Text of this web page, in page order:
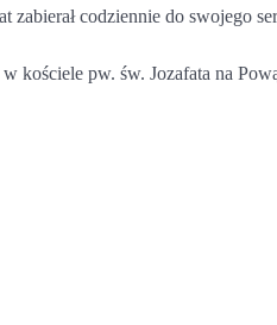
codziennie do swojego
kościele pw. św. Jozafata na